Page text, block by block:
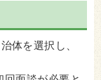
体を選択し、